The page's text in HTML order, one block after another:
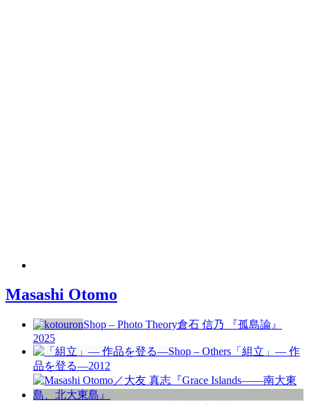
Masashi Otomo
Shop – Photo Theory倉石 信乃 『孤島論』
2025
Shop – Others 「組立」— 作
品を登る—2012